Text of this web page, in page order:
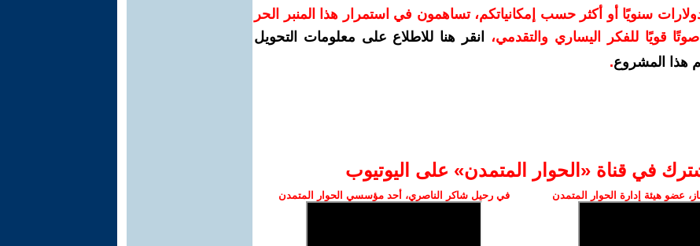
بمبلغ 10 دولارات سنويًا أو أكثر حسب إمكانياتكم، تساهمون في استمرار هذا المنبر الحر
قويًا للفكر اليساري والتقدمي،
انقر هنا للاطلاع على معلومات التحويل
هذا المشروع.
في قناة ‫«الحوار المتمدن» على اليوتيوب
عضو هيئة إدارة الحوار المتمدن في رحيل شاكر الناصري، أحد مؤسسي الحوار المتمدن